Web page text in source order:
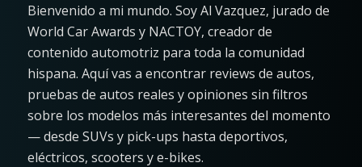
Bienvenido a mi mundo. Soy Al Vazquez, jurado de
World Car Awards y NACTOY, creador de
contenido automotriz para toda la comunidad
hispana. Aquí vas a encontrar reviews de autos,
pruebas de autos reales y opiniones sin filtros
sobre los modelos más interesantes del momento
— desde SUVs y pick-ups hasta deportivos,
eléctricos, scooters y e-bikes.